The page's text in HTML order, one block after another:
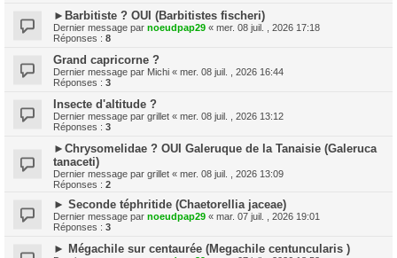
►Barbitiste ? OUI (Barbitistes fischeri)
Dernier message par noeudpap29 « mer. 08 juil. , 2026 17:18
Réponses : 8
Grand capricorne ?
Dernier message par Michi « mer. 08 juil. , 2026 16:44
Réponses : 3
Insecte d'altitude ?
Dernier message par grillet « mer. 08 juil. , 2026 13:12
Réponses : 3
►Chrysomelidae ? OUI Galeruque de la Tanaisie (Galeruca
tanaceti)
Dernier message par grillet « mer. 08 juil. , 2026 13:09
Réponses : 2
► Seconde téphritide (Chaetorellia jaceae)
Dernier message par noeudpap29 « mar. 07 juil. , 2026 19:01
Réponses : 3
► Mégachile sur centaurée (Megachile centuncularis )